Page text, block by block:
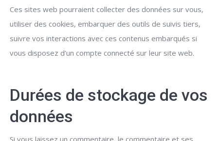
Ces sites web pourraient collecter des données sur vous,
utiliser des cookies, embarquer des outils de suivis tiers,
suivre vos interactions avec ces contenus embarqués si
vous disposez d’un compte connecté sur leur site web.
Durées de stockage de vos
données
Si vous laissez un commentaire, le commentaire et ses